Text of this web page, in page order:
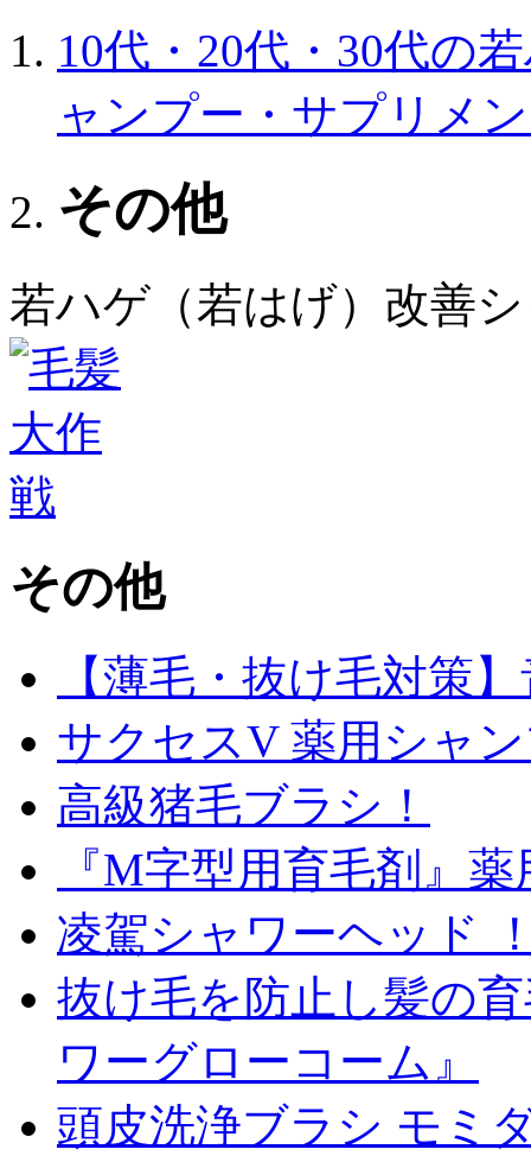
10代・20代・30代の
ャンプー・サプリメ
その他
若ハゲ（若はげ）改善
その他
【薄毛・抜け毛対策
サクセスV 薬用シャ
高級猪毛ブラシ！
『M字型用育毛剤』
凌駕シャワーヘッド
抜け毛を防止し髪の
ワーグローコーム』
頭皮洗浄ブラシ モミ